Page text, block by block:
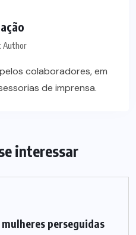
Author
colaboradores, em
de imprensa.
interessar
perseguidas